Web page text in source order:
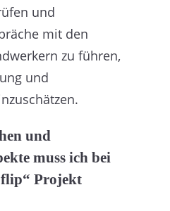
und
mit den
zu führen,
und
und
muss ich bei
Projekt